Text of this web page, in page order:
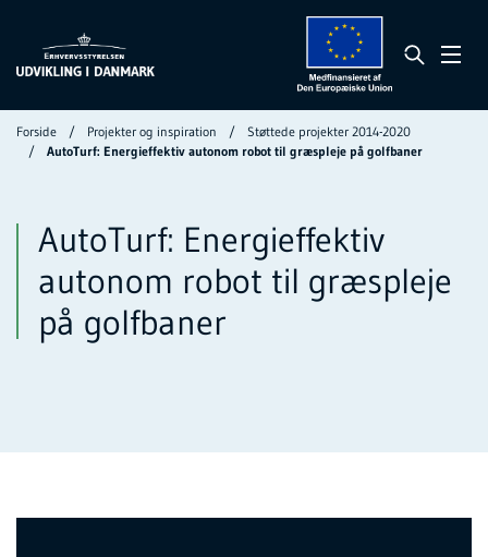
Forside Projekter og inspiration
Støttede projekter 2014-2020
AutoTurf: Energieffektiv autonom robot til græspleje på golfbaner
AutoTurf: Energieffektiv
autonom robot til græspleje
på golfbaner